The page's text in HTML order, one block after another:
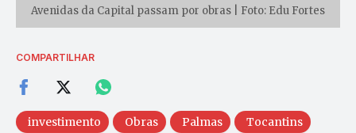
Avenidas da Capital passam por obras | Foto: Edu Fortes
COMPARTILHAR
investimento Obras Palmas Tocantins